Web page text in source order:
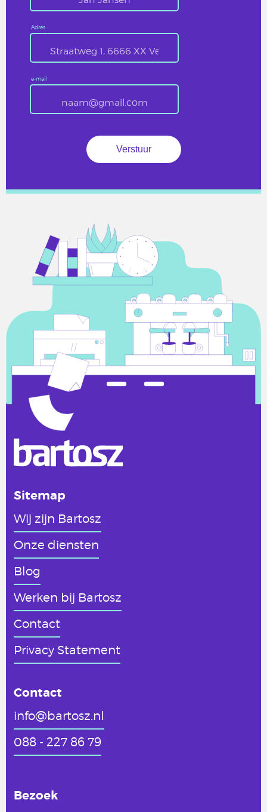
Adres
e-mail
Sitemap
Wij zijn Bartosz
Onze diensten
Blog
Werken bij Bartosz
Contact
Privacy Statement
Contact
info@bartosz.nl
088 - 227 86 79
Bezoek